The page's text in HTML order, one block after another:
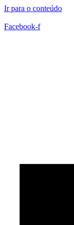
Ir para o conteúdo
Facebook-f